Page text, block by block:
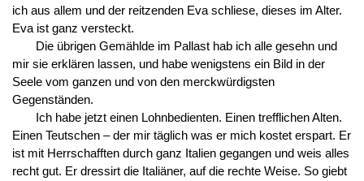
ich aus allem und der reitzenden Eva schliese, dieses im Alter.
Eva ist ganz versteckt.
Die übrigen Gemählde im Pallast hab ich alle gesehn und
mir sie erklären lassen, und habe wenigstens ein Bild in der
Seele vom ganzen und von den merckwürdigsten
Gegenständen.
Ich habe jetzt einen Lohnbedienten. Einen trefflichen Alten.
Einen Teutschen – der mir täglich was er mich kostet erspart. Er
ist mit Herrschafften durch ganz Italien gegangen und weis alles
recht gut. Er dressirt die Italiäner, auf die rechte Weise. So giebt